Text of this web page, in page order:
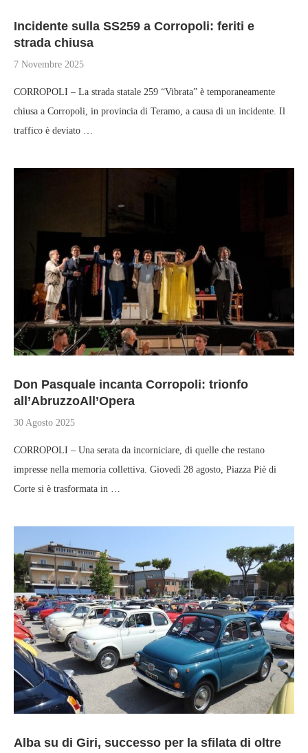
Incidente sulla SS259 a Corropoli: feriti e
strada chiusa
7 Novembre 2025
CORROPOLI – La strada statale 259 “Vibrata” è temporaneamente
chiusa a Corropoli, in provincia di Teramo, a causa di un incidente. Il
traffico è deviato …
Don Pasquale incanta Corropoli: trionfo
all’AbruzzoAll’Opera
30 Agosto 2025
CORROPOLI – Una serata da incorniciare, di quelle che restano
impresse nella memoria collettiva. Giovedì 28 agosto, Piazza Piè di
Corte si è trasformata in …
Alba su di Giri, successo per la sfilata di oltre